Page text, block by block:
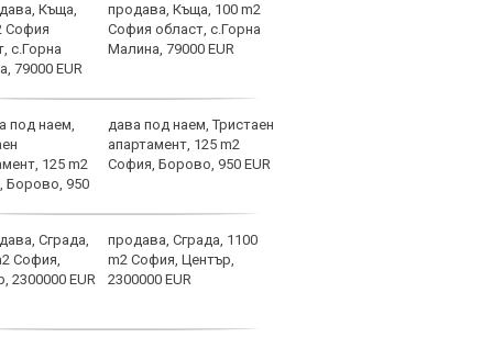
продава, Къща, 100 m2
София област, с.Горна
Малина, 79000 EUR
дава под наем, Тристаен
апартамент, 125 m2
София, Борово, 950 EUR
продава, Сграда, 1100
m2 София, Център,
2300000 EUR